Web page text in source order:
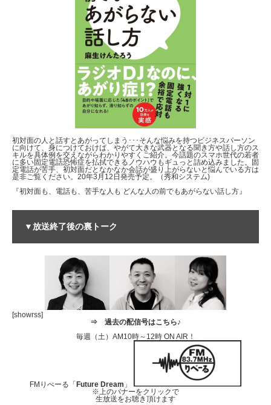
初対面の人と話すとあがってしまう･･･そんな悩みを持つビジネスパーソン
に向けて、身につけておけば、やがて大きな武器となる聞き方や話し方のス
キルを具体例を交えながらわかりやすくご紹介。今話題のスマホ世代の若者
に多い固定電話恐怖症を払拭できるノウハウもギュっと詰め込みました。固
定電話が苦手、初対面だとなかなか会話が盛り上がらないと悩んでいる方は
是非ご覧ください。20年3月12日発売予定。（秀和システム)
『初対面も、電話も、苦手な人も どんな人の前でもあがらない話し方』
▼放送終了後の裏トーク
[showrss]
⇒ 過去の配信号はこちら♪
毎週（土）AM10時～12時 ON AIR！
FMりべーる「Future Dream 」
※上のバナーをクリックで
生放送をお聴き頂けます